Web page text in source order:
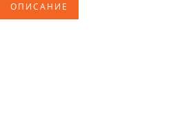
ОПИСАНИЕ